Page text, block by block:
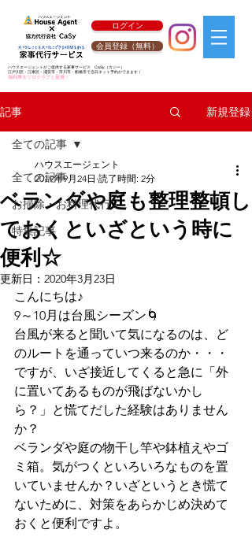
ログイン
会員登録（無料）
ハウスエージェントがご提供する家事サービス CaSy （カジー）
江戸川区・江東区・浦安市・市川市・船橋市で当日ネット予約ができます！
福利厚生リロクラブと提携！
記事 新規登録
全ての記事
お掃除・お料理代行
特集記事
全ての記事
ベランダや庭も整理整頓し
ておくといざという時に
便利☆
ハウスエージェント
2019年9月24日 読了時間: 2分
更新日： 2020年3月23日
こんにちは♪
9～10月は台風シーズン🌀
台風が来ると聞いて気になるのは、ど
のルートを通っていつ来るのか・・・
ですが、いざ接近してくると急に「外
に置いてあるものが飛ばないかし
ら？」と慌てだした経験はありません
か？
ベランダや庭の物干し竿や鉢植えやゴ
ミ箱。気がつくといろいろなものを置
いていませんか？いざというとき慌て
ないために、対策をあらかじめ決めて
おくと便利ですよ。